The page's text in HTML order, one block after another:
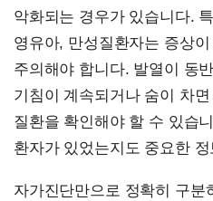
악화되는 경우가 있습니다.
영유아, 만성질환자는 증상
주의해야 합니다. 발열이 동
기침이 계속되거나 숨이 차
질환을 확인해야 할 수 있습
환자가 있었는지도 중요한
자가진단만으로 정확히 구분